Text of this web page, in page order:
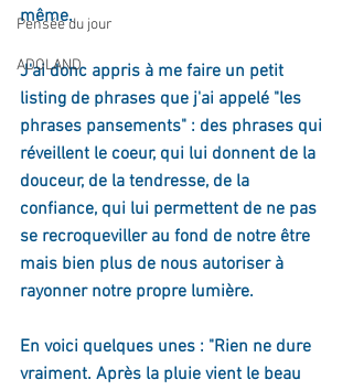
Pensée du jour
ADOLAND
même.
J'ai donc appris à me faire un petit
listing de phrases que j'ai appelé "les
phrases pansements" : des phrases qui
réveillent le coeur, qui lui donnent de la
douceur, de la tendresse, de la
confiance, qui lui permettent de ne pas
se recroqueviller au fond de notre être
mais bien plus de nous autoriser à
rayonner notre propre lumière.
En voici quelques unes : "Rien ne dure
vraiment. Après la pluie vient le beau